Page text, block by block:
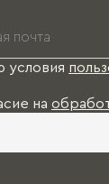
условия
на